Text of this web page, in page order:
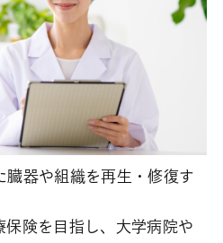
臓器や組織を再生・修復す
保険を目指し、大学病院や